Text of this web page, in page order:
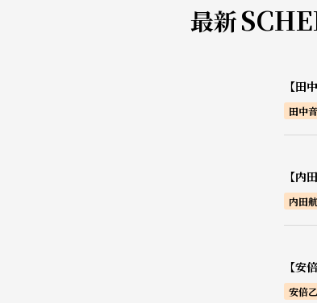
最新
【田
田中
【内
内田航
【安
安倍乙